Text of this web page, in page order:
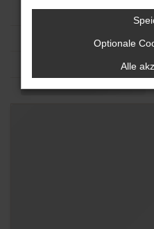
Optionale
Alle